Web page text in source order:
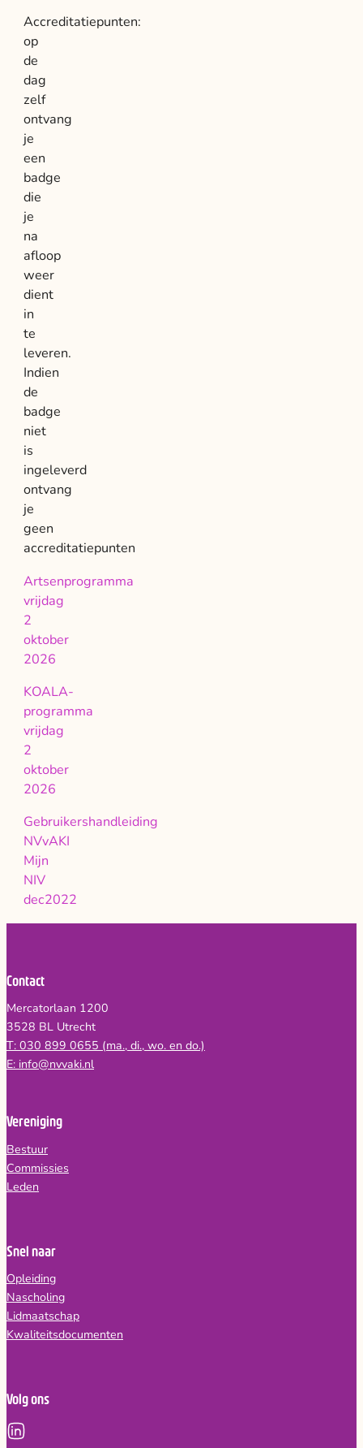
Accreditatiepunten:
op
de
dag
zelf
ontvang
je
een
badge
die
je
na
afloop
weer
dient
in
te
leveren.
Indien
de
badge
niet
is
ingeleverd
ontvang
je
geen
accreditatiepunten
Artsenprogramma
vrijdag
2
oktober
2026
KOALA-
programma
vrijdag
2
oktober
2026
Gebruikershandleiding
NVvAKI
Mijn
NIV
dec2022
Contact
Mercatorlaan 1200
3528 BL Utrecht
T: 030 899 0655 (ma., di., wo. en do.)
E: info@nvvaki.nl
Vereniging
Bestuur
Commissies
Leden
Snel naar
Opleiding
Nascholing
Lidmaatschap
Kwaliteitsdocumenten
Volg ons